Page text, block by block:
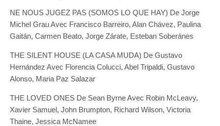
NE NOUS JUGEZ PAS (SOMOS LO QUE HAY) De Jorge
Michel Grau Avec Francisco Barreiro, Alan Chávez, Paulina
Gaitán, Carmen Beato, Jorge Zárate, Esteban Soberánes
THE SILENT HOUSE (LA CASA MUDA) De Gustavo
Hernández Avec Florencia Colucci, Abel Tripaldi, Gustavo
Alonso, Maria Paz Salazar
THE LOVED ONES De Sean Byrne Avec Robin McLeavy,
Xavier Samuel, John Brumpton, Richard Wilson, Victoria
Thaine, Jessica McNamee